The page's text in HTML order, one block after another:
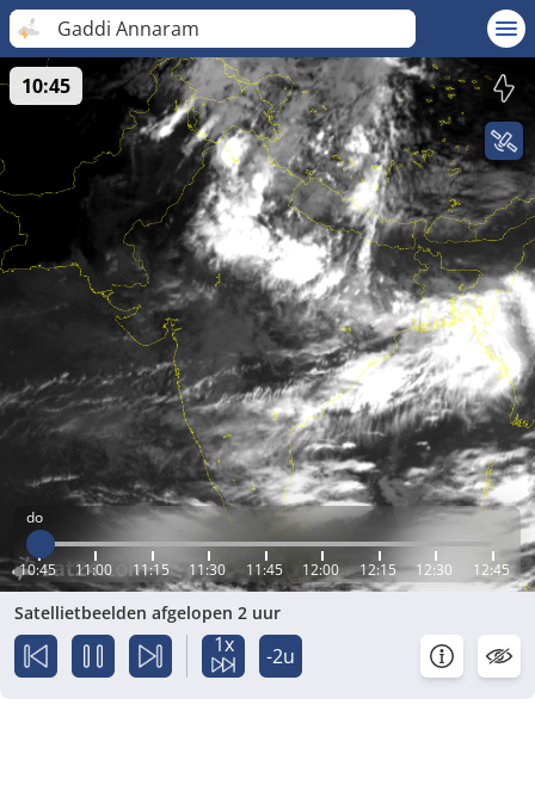
Gaddi Annaram
do
10:45 11:00 11:15 11:30 11:45 12:00 12:15 12:30 12:45
10:45
Satellietbeelden afgelopen 2 uur
1x -2u